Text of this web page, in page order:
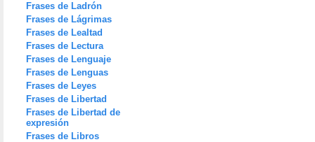
Frases de Ladrón
Frases de Lágrimas
Frases de Lealtad
Frases de Lectura
Frases de Lenguaje
Frases de Lenguas
Frases de Leyes
Frases de Libertad
Frases de Libertad de
expresión
Frases de Libros